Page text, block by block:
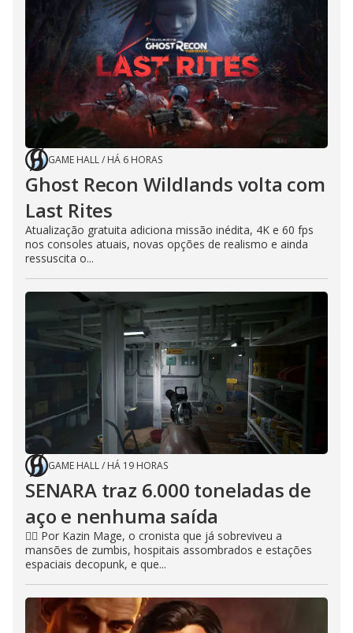
GAME HALL/ HÁ 6 HORAS
Ghost Recon Wildlands volta com
Last Rites
Atualização gratuita adiciona missão inédita, 4K e 60 fps
nos consoles atuais, novas opções de realismo e ainda
ressuscita o...
GAME HALL/ HÁ 19 HORAS
SENARA traz 6.000 toneladas de
aço e nenhuma saída
🧙‍♂️ Por Kazin Mage, o cronista que já sobreviveu a
mansões de zumbis, hospitais assombrados e estações
espaciais decopunk, e que...